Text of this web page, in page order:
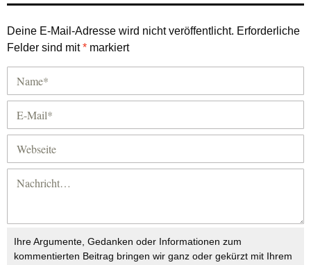
Deine E-Mail-Adresse wird nicht veröffentlicht. Erforderliche
Felder sind mit* markiert
Ihre Argumente, Gedanken oder Informationen zum
kommentierten Beitrag bringen wir ganz oder gekürzt mit Ihrem